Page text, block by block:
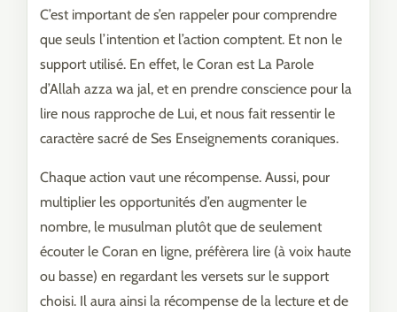
C’est important de s’en rappeler pour comprendre
que seuls l’intention et l’action comptent. Et non le
support utilisé. En effet, le Coran est La Parole
d’Allah azza wa jal, et en prendre conscience pour la
lire nous rapproche de Lui, et nous fait ressentir le
caractère sacré de Ses Enseignements coraniques.
Chaque action vaut une récompense. Aussi, pour
multiplier les opportunités d’en augmenter le
nombre, le musulman plutôt que de seulement
écouter le Coran en ligne, préfèrera lire (à voix haute
ou basse) en regardant les versets sur le support
choisi. Il aura ainsi la récompense de la lecture et de